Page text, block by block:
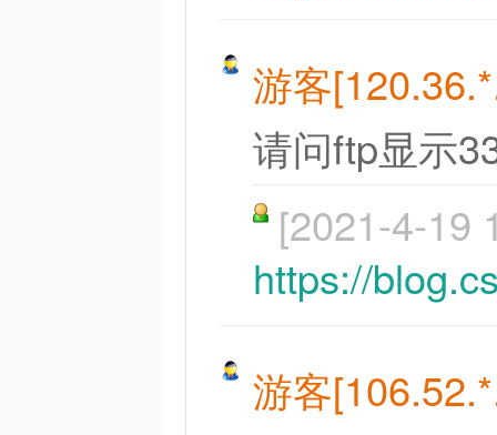
游客
请问ftp显示
[2021-4-19
https://
游客